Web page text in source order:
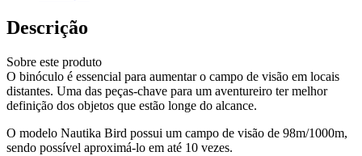
Descrição
Sobre este produto
O binóculo é essencial para aumentar o campo de visão em locais
distantes. Uma das peças-chave para um aventureiro ter melhor
definição dos objetos que estão longe do alcance.
O modelo Nautika Bird possui um campo de visão de 98m/1000m,
sendo possível aproximá-lo em até 10 vezes.